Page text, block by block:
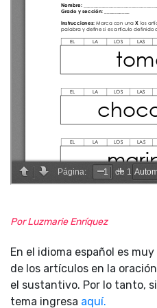
Por Luzmarie Enríquez
En el idioma español es
de los artículos en la
el sustantivo. Por lo tanto,
tema ingresa aquí.